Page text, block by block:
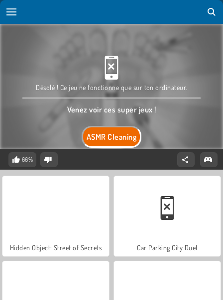
ASMR Cleaning
Désolé ! Ce jeu ne fonctionne que sur ton ordinateur.
Venez voir ces super jeux !
66%
Hidden Object: Street of Secrets Car Parking City Duel